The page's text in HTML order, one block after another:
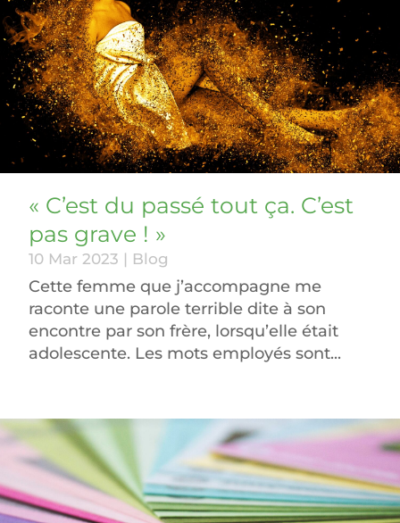
« C’est du passé tout ça. C’est
pas grave ! »
10 Mar 2023 Blog
Cette femme que j’accompagne me
raconte une parole terrible dite à son
encontre par son frère, lorsqu’elle était
adolescente. Les mots employés sont...